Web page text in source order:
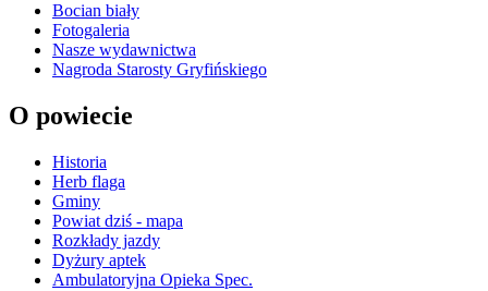
Bocian biały
Fotogaleria
Nasze wydawnictwa
Nagroda Starosty Gryfińskiego
O powiecie
Historia
Herb flaga
Gminy
Powiat dziś - mapa
Rozkłady jazdy
Dyżury aptek
Ambulatoryjna Opieka Spec.